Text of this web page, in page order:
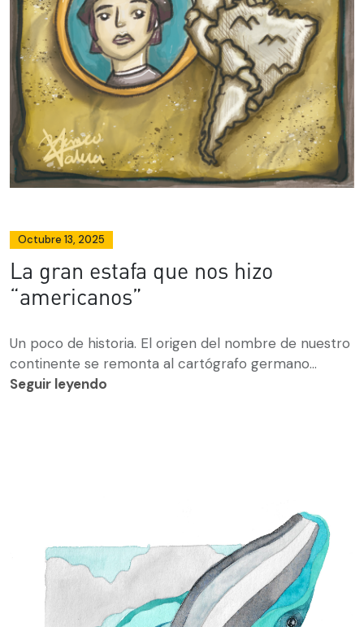
Octubre 13, 2025
La gran estafa que nos hizo
“americanos”
Un poco de historia. El origen del nombre de nuestro
continente se remonta al cartógrafo germano...
Seguir leyendo